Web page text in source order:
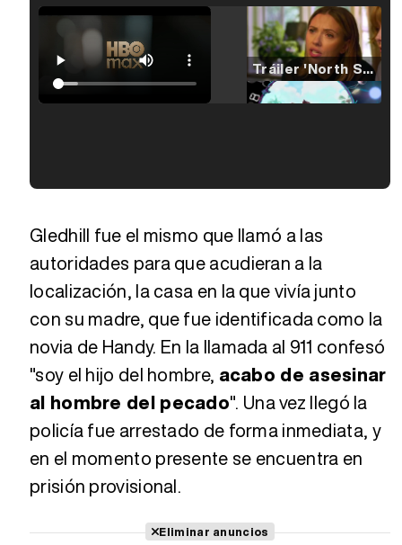
Tráiler 'North Star' (2023)
Tráiler en español 'Outcome' (2026)
Tráiler 'Do Not Enter' (2026)
Gledhill fue el mismo que llamó a las
autoridades para que acudieran a la
localización, la casa en la que vivía junto
con su madre, que fue identificada como la
novia de Handy. En la llamada al 911 confesó
"soy el hijo del hombre, acabo de asesinar
al hombre del pecado". Una vez llegó la
policía fue arrestado de forma inmediata, y
en el momento presente se encuentra en
prisión provisional.
Eliminar anuncios